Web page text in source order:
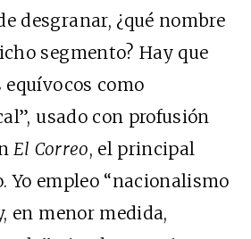
desgranar, ¿qué nombre
segmento? Hay que
como
usado con profusión
El Correo, el principal
Yo empleo “nacionalismo
en menor medida,